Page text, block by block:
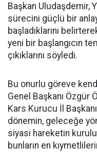
Başkan Uludaşdemir,
sürecini güçlü bir
başladıklarını
yeni bir başlangıcın
çıkıklarını söyledi.
Bu onurlu göreve
Genel Başkanı Özgür
Kars Kurucu İl
dönemin, geleceğe
siyasi hareketin
bunların en